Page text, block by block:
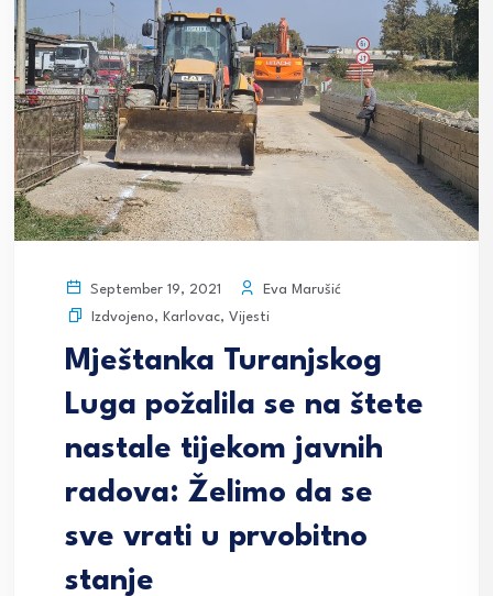
September 19, 2021
Eva Marušić
Izdvojeno, Karlovac, Vijesti
Mještanka Turanjskog
Luga požalila se na štete
nastale tijekom javnih
radova: Želimo da se
sve vrati u prvobitno
stanje